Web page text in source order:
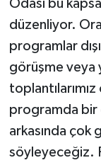
Odası bu
düzenliyor.
programlar
görüşme veya
programda bir
arkasında çok
söyleyeceğiz.